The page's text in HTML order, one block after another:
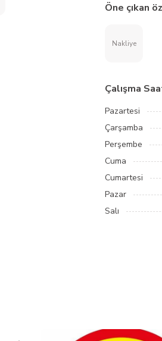
Öne çıkan
Nakliye
Çalışma
Pazartesi
Çarşamba
Perşembe
Cuma
Cumartesi
Pazar
Salı